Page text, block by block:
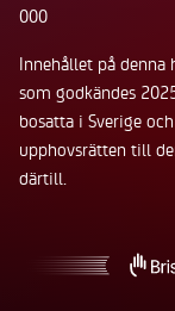
000
Innehållet på denna
som godkändes
bosatta i Sverige
upphovsrätten till
därtill.